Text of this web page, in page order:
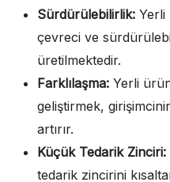
Sürdürülebilirlik: Yerli
çevreci ve
üretilmektedir.
Farklılaşma: Yerli
geliştirmek,
artırır.
Küçük Tedarik Zinciri:
tedarik zincirini